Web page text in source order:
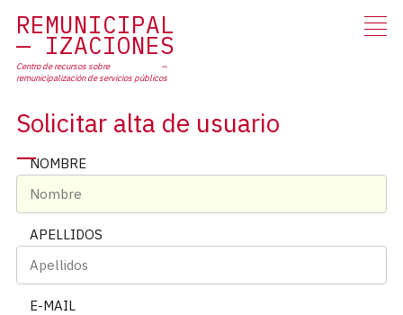
REMUNICIPAL
IZACIONES
Centro de recursos sobre
remunicipalizaciónde servicios públicos
Solicitar alta de usuario
NOMBRE
APELLIDOS
E-MAIL